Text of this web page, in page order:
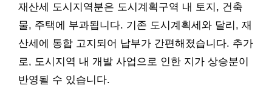
재산세 도시지역분은 도시계획구역 내 토지, 건축
물, 주택에 부과됩니다. 기존 도시계획세와 달리, 재
산세에 통합 고지되어 납부가 간편해졌습니다. 추가
로, 도시지역 내 개발 사업으로 인한 지가 상승분이
반영될 수 있습니다.